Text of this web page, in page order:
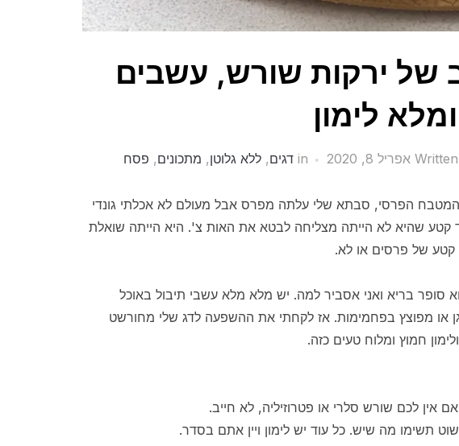
של ירקות שורש, עשבים
ומלא לימון
אפריל 8, 2020 in דגים,ללא גלוטן, מתכונים, פסח
הפרסי, סבתא שלי עלתה מפרס אבל מעולם לא אכלתי גונדי
קטע שהיא לא הייתה מצליחה לבטא את האות צ'. היא הייתה שואלת
קטע של פרסים או לא.
בריא ואני אסביר למה. יש מלא מלא עשבי תיבול באוכל
או מפוצץ בפחמימות. אז לקחתי את ההשפעה לדג שלי מחורשט
חמוץ ומלוח טעים כזה.
אין לכם שורש סלרי או פטרוזיליה, לא חייב.
תשימו מה שיש. כל עוד יש לימון ויין אתם בסדר.